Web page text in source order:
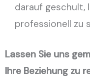
darauf geschult,
professionell zu
Lassen Sie uns
Ihre Beziehung zu